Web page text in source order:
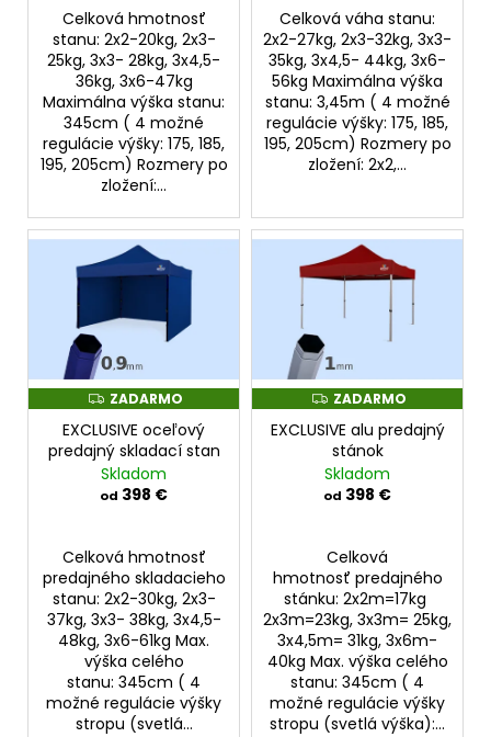
Celková hmotnosť
stanu: 2x2-20kg, 2x3-
25kg, 3x3- 28kg, 3x4,5-
36kg, 3x6-47kg
Maximálna výška stanu:
345cm ( 4 možné
regulácie výšky: 175, 185,
195, 205cm) Rozmery po
zložení:...
Celková váha stanu:
2x2-27kg, 2x3-32kg, 3x3-
35kg, 3x4,5- 44kg, 3x6-
56kg Maximálna výška
stanu: 3,45m ( 4 možné
regulácie výšky: 175, 185,
195, 205cm) Rozmery po
zložení: 2x2,...
Z
A
D
A
R
M
ZADARMO
EXCLUSIVE oceľový
predajný skladací stan
Skladom
od 398 €
Celková hmotnosť
predajného skladacieho
stanu: 2x2-30kg, 2x3-
37kg, 3x3- 38kg, 3x4,5-
48kg, 3x6-61kg Max.
výška celého
stanu: 345cm ( 4
možné regulácie výšky
stropu (svetlá...
Z
A
D
R
M
ZADARMO
EXCLUSIVE alu predajný
stánok
Skladom
od 398 €
Celková
hmotnosť predajného
stánku: 2x2m=17kg
2x3m=23kg, 3x3m= 25kg,
3x4,5m= 31kg, 3x6m-
40kg Max. výška celého
stanu: 345cm ( 4
možné regulácie výšky
stropu (svetlá výška):...